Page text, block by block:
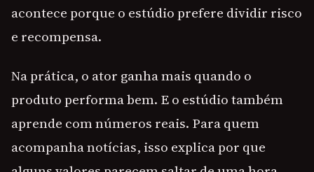
acontece porque o estúdio prefere dividir risco
e recompensa.
Na prática, o ator ganha mais quando o
produto performa bem. E o estúdio também
aprende com números reais. Para quem
acompanha notícias, isso explica por que